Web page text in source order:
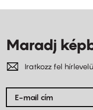
Maradj
Iratkozz fel